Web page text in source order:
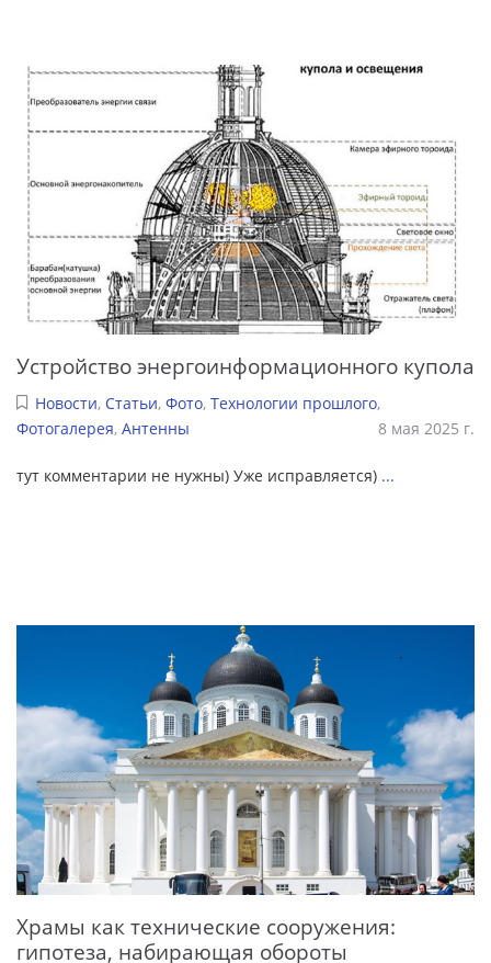
Устройство энергоинформационного купола
Новости, Статьи, Фото, Технологии прошлого,
Фотогалерея, Антенны 8 мая 2025 г.
тут комментарии не нужны) Уже исправляется) ...
Храмы как технические сооружения:
гипотеза, набирающая обороты